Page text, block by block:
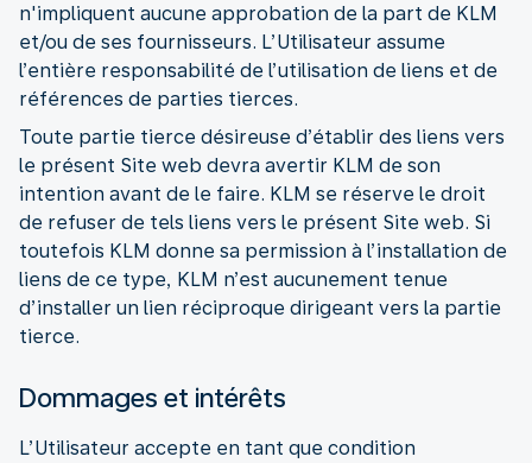
n'impliquent aucune approbation de la part de KLM
et/ou de ses fournisseurs. L’Utilisateur assume
l’entière responsabilité de l’utilisation de liens et de
références de parties tierces.
Toute partie tierce désireuse d’établir des liens vers
le présent Site web devra avertir KLM de son
intention avant de le faire. KLM se réserve le droit
de refuser de tels liens vers le présent Site web. Si
toutefois KLM donne sa permission à l’installation de
liens de ce type, KLM n’est aucunement tenue
d’installer un lien réciproque dirigeant vers la partie
tierce.
Dommages et intérêts
L’Utilisateur accepte en tant que condition